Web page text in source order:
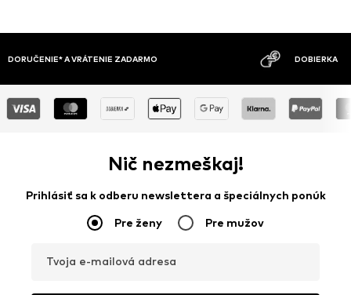
DOBIERKA
DNÍ
Nič nezmeškaj!
Prihlásiť sa k odberu newslettera a špeciálnych ponúk
Pre ženy Pre mužov
Tvoja e-mailová adresa